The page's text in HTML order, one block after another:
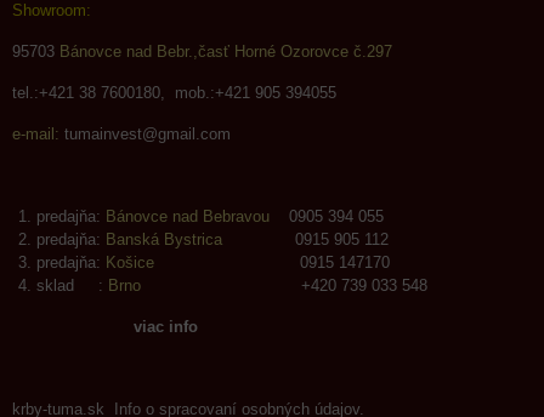
Showroom:
95703 Bánovce nad Bebr.,časť Horné Ozorovce č.297
tel.:+421 38 7600180, mob.:+421 905 394055
e-mail: tumainvest@gmail.com
predajňa: Bánovce nad Bebravou 0905 394 055
predajňa: Banská Bystrica 0915 905 112
predajňa: Košice 0915 147170
sklad : Brno +420 739 033 548
viac info
krby-tuma.sk Info o spracovaní osobných údajov.